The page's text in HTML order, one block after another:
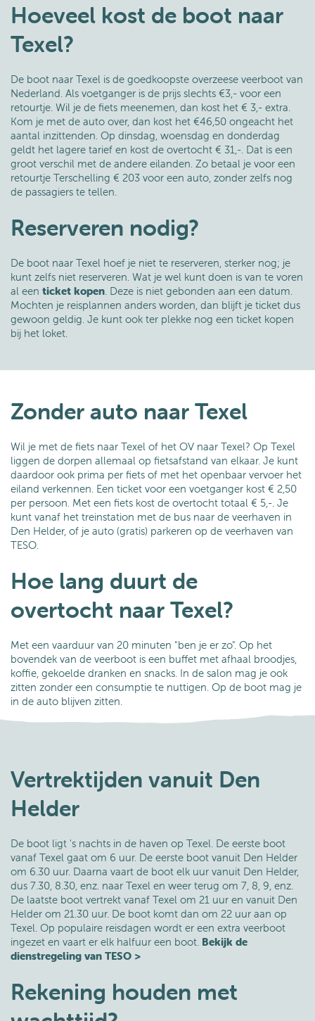
Hoeveel kost de boot naar
Texel?
De boot naar Texel is de goedkoopste overzeese veerboot van
Nederland. Als voetganger is de prijs slechts €3,- voor een
retourtje. Wil je de fiets meenemen, dan kost het € 3,- extra.
Kom je met de auto over, dan kost het €46,50 ongeacht het
aantal inzittenden. Op dinsdag, woensdag en donderdag
geldt het lagere tarief en kost de overtocht € 31,-. Dat is een
groot verschil met de andere eilanden. Zo betaal je voor een
retourtje Terschelling € 203 voor een auto, zonder zelfs nog
de passagiers te tellen.
Reserveren nodig?
De boot naar Texel hoef je niet te reserveren, sterker nog; je
kunt zelfs niet reserveren. Wat je wel kunt doen is van te voren
al een ticket kopen . Deze is niet gebonden aan een datum.
Mochten je reisplannen anders worden, dan blijft je ticket dus
gewoon geldig. Je kunt ook ter plekke nog een ticket kopen
bij het loket.
Zonder auto naar Texel
Wil je met de fiets naar Texel of het OV naar Texel? Op Texel
liggen de dorpen allemaal op fietsafstand van elkaar. Je kunt
daardoor ook prima per fiets of met het openbaar vervoer het
eiland verkennen. Een ticket voor een voetganger kost € 2,50
per persoon. Met een fiets kost de overtocht totaal € 5,-. Je
kunt vanaf het treinstation met de bus naar de veerhaven in
Den Helder, of je auto (gratis) parkeren op de veerhaven van
TESO.
Hoe lang duurt de
overtocht naar Texel?
Met een vaarduur van 20 minuten "ben je er zo". Op het
bovendek van de veerboot is een buffet met afhaal broodjes,
koffie, gekoelde dranken en snacks. In de salon mag je ook
zitten zonder een consumptie te nuttigen. Op de boot mag je
in de auto blijven zitten.
Vertrektijden vanuit Den
Helder
De boot ligt 's nachts in de haven op Texel. De eerste boot
vanaf Texel gaat om 6 uur. De eerste boot vanuit Den Helder
om 6.30 uur. Daarna vaart de boot elk uur vanuit Den Helder,
dus 7.30, 8.30, enz. naar Texel en weer terug om 7, 8, 9, enz.
De laatste boot vertrekt vanaf Texel om 21 uur en vanuit Den
Helder om 21.30 uur. De boot komt dan om 22 uur aan op
Texel. Op populaire reisdagen wordt er een extra veerboot
ingezet en vaart er elk halfuur een boot. Bekijk de
dienstregeling van TESO >
Rekening houden met